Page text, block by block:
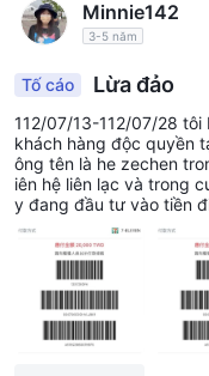
Minnie142
3-5 năm
Tố cáo Lừa đảo
112/07/13-112/07/28 tôi
khách hàng độc quyền
ông tên là he zechen
iên hệ liên lạc và trong
y đang đầu tư vào tiền
nh gia đình tôi, anh ấy
đó, anh ấy yêu cầu tôi
êu cầu tôi tham gia vào
ần đây với lý do tôi có
ầu tư nhiều hơn. rồi
u tư. trong quá trình
hàng của Ace nền